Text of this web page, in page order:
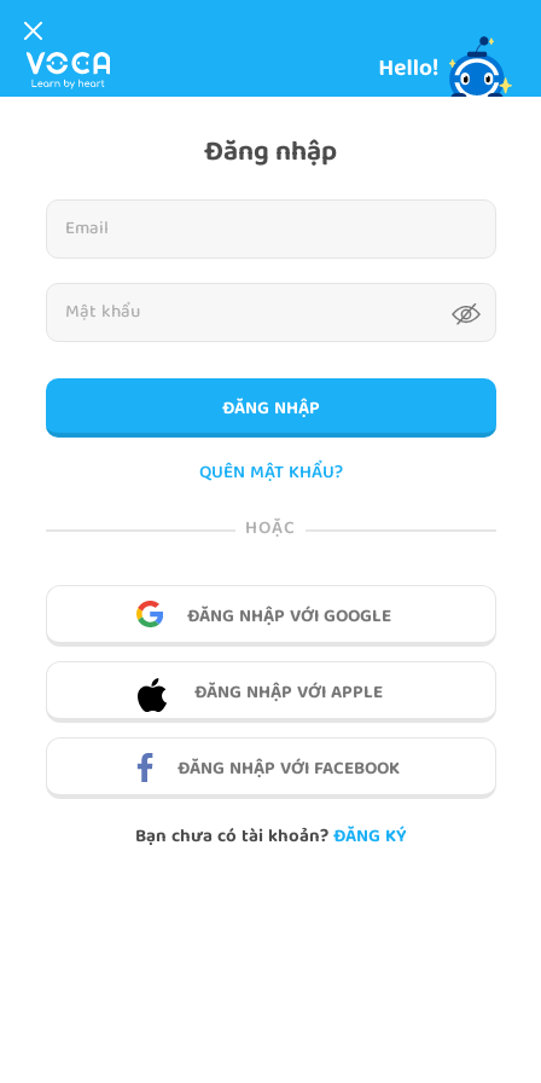
Đăng nhập
ĐĂNG NHẬP
QUÊN MẬT KHẨU?
HOẶC
ĐĂNG NHẬP VỚI GOOGLE
ĐĂNG NHẬP VỚI APPLE
ĐĂNG NHẬP VỚI FACEBOOK
Bạn chưa có tài khoản?ĐĂNG KÝ